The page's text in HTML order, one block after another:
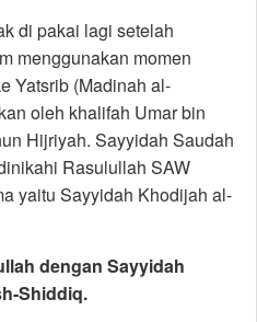
di pakai lagi setelah
menggunakan momen
Yatsrib (Madinah al-
oleh khalifah Umar bin
Hijriyah. Sayyidah Saudah
Rasulullah SAW
yaitu Sayyidah Khodijah al-
dengan Sayyidah
Shiddiq.